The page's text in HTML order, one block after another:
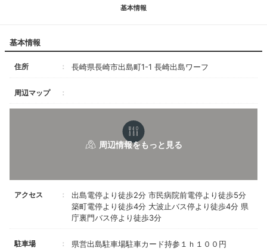
基本情報
基本情報
住所 長崎県長崎市出島町1-1 長崎出島ワーフ
周辺マップ
アクセス
出島電停より徒歩2分 市民病院前電停より徒歩5分
築町電停より徒歩4分 大波止バス停より徒歩4分 県
庁裏門バス停より徒歩3分
駐車場 県営出島駐車場駐車カード持参１ｈ１００円